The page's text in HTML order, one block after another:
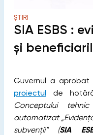
ȘTIRI
SIA ESBS :
şi
Guvernul a
proiectulde
Conceptului
automatizat
subvenții” (SIA